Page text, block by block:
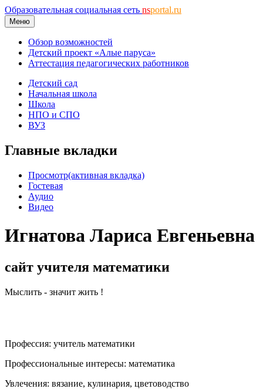
Образовательная социальная сеть nsportal.ru
Меню
Обзор возможностей
Детский проект «Алые паруса»
Аттестация педагогических работников
Детский сад
Начальная школа
Школа
НПО и СПО
ВУЗ
Главные вкладки
Просмотр(активная вкладка)
Гостевая
Аудио
Видео
Игнатова Лариса Евгеньевна
сайт учителя математики
Мыслить - значит жить !
Профессия: учитель математики
Профессиональные интересы: математика
Увлечения: вязание, кулинария, цветоводство